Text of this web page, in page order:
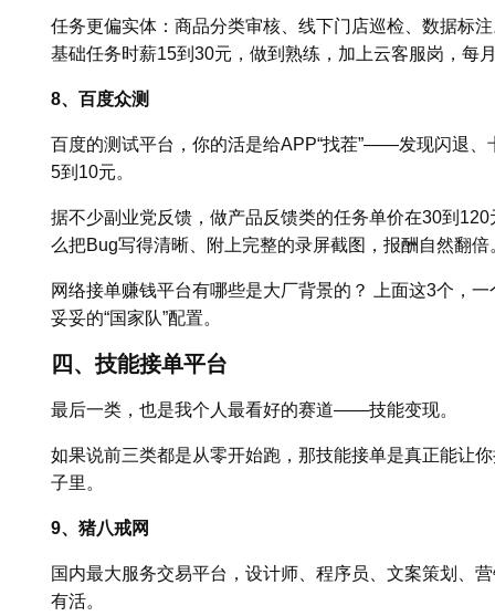
任务更偏实体：商品分类审核、线下门店巡检、数据标
基础任务时薪15到30元，做到熟练，加上云客服岗，每
8、百度众测
百度的测试平台，你的活是给APP“找茬”——发现闪退
5到10元。
据不少副业党反馈，做产品反馈类的任务单价在30到
么把Bug写得清晰、附上完整的录屏截图，报酬自然翻倍
网络接单赚钱平台有哪些是大厂背景的？ 上面这3个，
妥妥的“国家队”配置。
四、技能接单平台
最后一类，也是我个人最看好的赛道——技能变现。
如果说前三类都是从零开始跑，那技能接单是真正能让
子里。
9、猪八戒网
国内最大服务交易平台，设计师、程序员、文案策划
有活。